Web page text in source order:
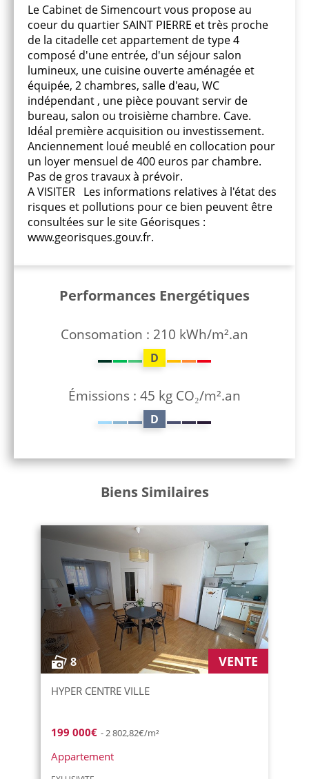
Le Cabinet de Simencourt vous propose au
coeur du quartier SAINT PIERRE et très proche
de la citadelle cet appartement de type 4
composé d'une entrée, d'un séjour salon
lumineux, une cuisine ouverte aménagée et
équipée, 2 chambres, salle d'eau, WC
indépendant , une pièce pouvant servir de
bureau, salon ou troisième chambre. Cave.
Idéal première acquisition ou investissement.
Anciennement loué meublé en collocation pour
un loyer mensuel de 400 euros par chambre.
Pas de gros travaux à prévoir.
A VISITER Les informations relatives à l'état des
risques et pollutions pour ce bien peuvent être
consultées sur le site Géorisques :
www.georisques.gouv.fr.
Performances Energétiques
Consomation : 210 kWh/m².an
D
Émissions : 45 kg CO₂/m².an
D
Biens Similaires
8 VENTE
HYPER CENTRE VILLE
199 000€ - 2 802,82€/m²
Appartement